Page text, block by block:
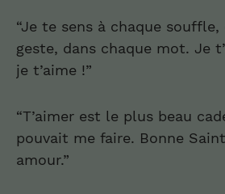
“Je te sens à chaque souffle,
geste, dans chaque mot. Je
je t’aime !”
“T’aimer est le plus beau
pouvait me faire. Bonne
amour.”